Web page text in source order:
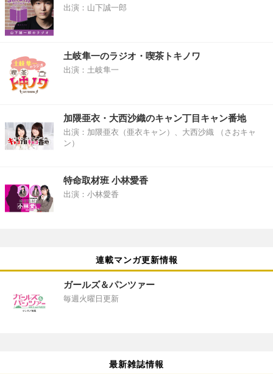
出演：山下誠一郎
土岐隼一のラジオ・喫茶トキノワ
出演：土岐隼一
加隈亜衣・大西沙織のキャン丁目キャン番地
出演：加隈亜衣（亜衣キャン）、大西沙織 （さおキャ
ン）
特命取材班 小林愛香
出演：小林愛香
連載マンガ更新情報
ガールズ＆パンツァー
毎週火曜日更新
最新雑誌情報